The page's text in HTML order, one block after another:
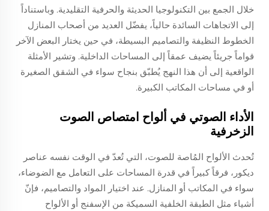
خلال الجمع بين التكنولوجيا الحديثة والحرفية التقليدية. وباستناداً
إلى الاتجاهات السائدة حالياً، يفضّل العديد من أصحاب المنازل
الخطوط النظيفة والتصاميم البسيطة، في حين يختار البعض الآخر
قواماً جريئاً يضيف عمقاً إلى المساحات الداخلية. وتشير الأمثلة
الواقعية إلى أن هذا النهج يُطبّق بنجاح سواء في الشقق الصغيرة
أو في مساحات المكاتب الكبيرة.
الأداء الصوتي في ألواح امتصاص الصوت
الزخرفية
تُحدث الألواح المُاصة للصوت، التي تُعدّ في الوقت نفسه عناصر
ديكور، فرقاً كبيراً في قدرة المساحات على التعامل مع الضوضاء،
سواء في المكاتب أو المنازل. عند اختيار المواد والتصاميم، فإنّ
أشياء مثل الطبقة الخلفية السميكة من الإسفنج أو الألواح